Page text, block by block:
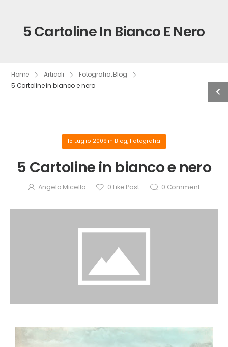
5 Cartoline In Bianco E Nero
Home Articoli Fotografia,Blog
5 Cartoline in bianco e nero
15 Luglio 2009 in Blog, Fotografia
5 Cartoline in bianco e nero
Angelo Micello 0 Like Post 0 Comment